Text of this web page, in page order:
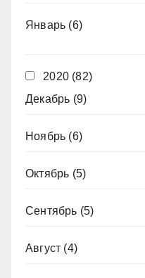
Январь (6)
2020 (82)
Декабрь (9)
Ноябрь (6)
Октябрь (5)
Сентябрь (5)
Август (4)